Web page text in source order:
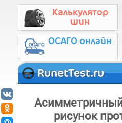
Калькулятор
шин
ОСАГО онлайн
RunetTest.ru
рисунок